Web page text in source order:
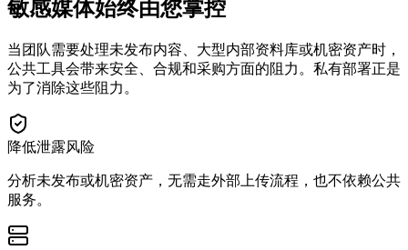
敏感媒体始终由您掌控
当团队需要处理未发布内容、大型内部资料库或机密资产时，
公共工具会带来安全、合规和采购方面的阻力。私有部署正是
为了消除这些阻力。
降低泄露风险
分析未发布或机密资产，无需走外部上传流程，也不依赖公共
服务。